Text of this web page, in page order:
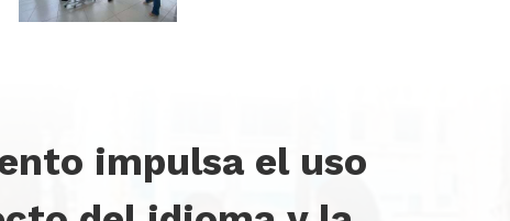
impulsa el uso